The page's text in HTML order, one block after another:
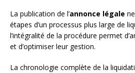
La publication de l’annonce légale
étapes d’un processus plus large de
l’intégralité de la procédure permet
et d’optimiser leur gestion.
La chronologie complète de la